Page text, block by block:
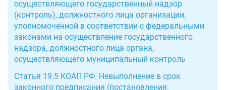
осуществляющего государственный надзор
(контроль), должностного лица организации,
уполномоченной в соответствии с федеральными
законами на осуществление государственного
надзора, должностного лица органа,
осуществляющего муниципальный контроль
Статья 19.5 КОАП РФ. Невыполнение в срок
законного предписания (постановления,